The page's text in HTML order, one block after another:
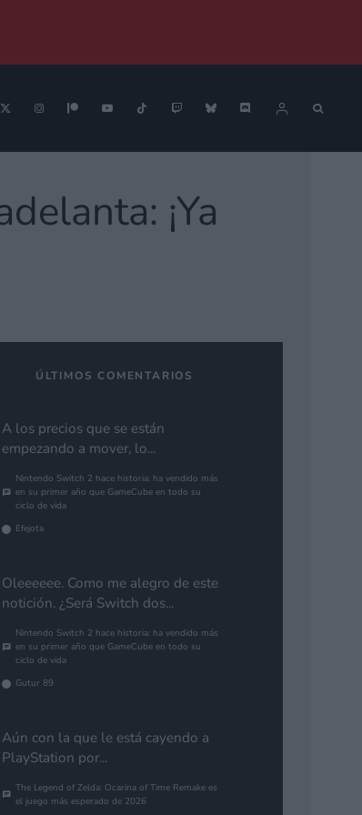
¡Ya
ÚLTIMOS COMENTARIOS
A los precios que se están
empezando a mover, lo...
Nintendo Switch 2 hace historia: ha vendido más
en su primer año que GameCube en todo su
ciclo de vida
Efejota
Oleeeeee. Como me alegro de este
notición. ¿Será Switch dos...
Nintendo Switch 2 hace historia: ha vendido más
en su primer año que GameCube en todo su
ciclo de vida
Gutur 89
Aún con la que le está cayendo a
PlayStation por...
The Legend of Zelda: Ocarina of Time Remake es
el juego más esperado de 2026